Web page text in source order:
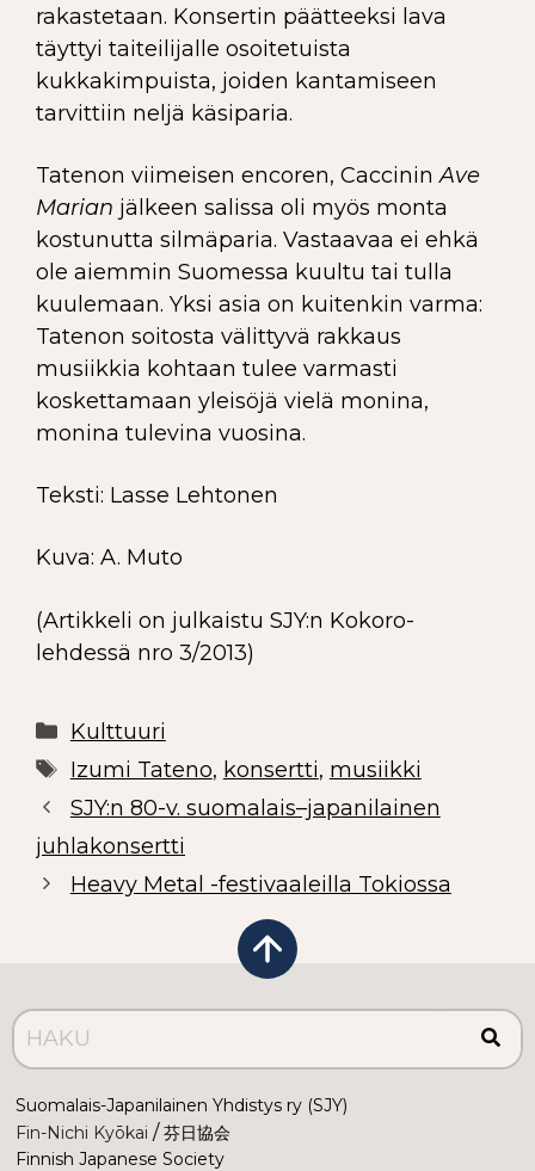
rakastetaan. Konsertin päätteeksi lava
täyttyi taiteilijalle osoitetuista
kukkakimpuista, joiden kantamiseen
tarvittiin neljä käsiparia.
Tatenon viimeisen encoren, CaccininAve
Marian jälkeen salissa oli myös monta
kostunutta silmäparia. Vastaavaa ei ehkä
ole aiemmin Suomessa kuultu tai tulla
kuulemaan. Yksi asia on kuitenkin varma:
Tatenon soitosta välittyvä rakkaus
musiikkia kohtaan tulee varmasti
koskettamaan yleisöjä vielä monina,
monina tulevina vuosina.
Teksti: Lasse Lehtonen
Kuva: A. Muto
(Artikkeli on julkaistu SJY:n Kokoro-
lehdessä nro 3/2013)
Kulttuuri
Izumi Tateno, konsertti, musiikki
SJY:n 80-v. suomalais–japanilainen
juhlakonsertti
Heavy Metal -festivaaleilla Tokiossa
Suomalais-Japanilainen Yhdistys ry (SJY)
Fin-Nichi Kyōkai / 芬日協会
Finnish Japanese Society